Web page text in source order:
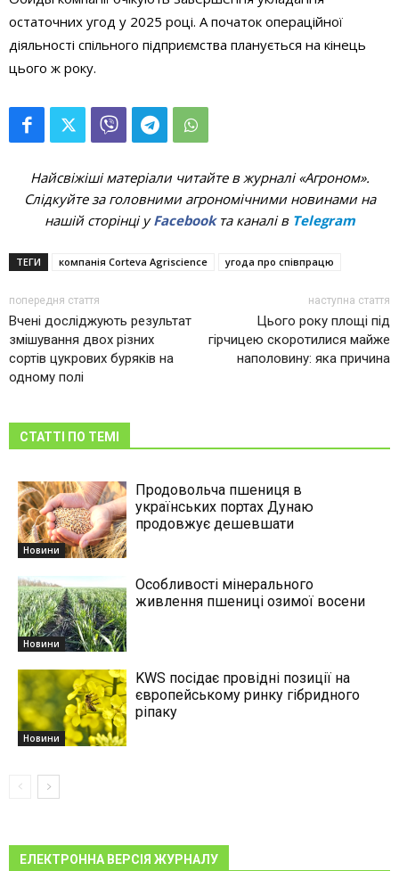
остаточних угод у 2025 році. А початок операційної
діяльності спільного підприємства планується на кінець
цього ж року.
Найсвіжіші матеріали читайте в журналі «Агроном».
Слідкуйте за головними агрономічними новинами на
нашій сторінці уFacebookта каналі в Telegram
ТЕГИ компанія Corteva Agriscience угода про співпрацю
попередня стаття
Вчені досліджують результат
змішування двох різних
сортів цукрових буряків на
одному полі
наступна стаття
Цього року площі під
гірчицею скоротилися майже
наполовину: яка причина
СТАТТІ ПО ТЕМІ
Новини
Продовольча пшениця в
українських портах Дунаю
продовжує дешевшати
Новини
Особливості мінерального
живлення пшениці озимої восени
Новини
KWS посідає провідні позиції на
європейському ринку гібридного
ріпаку
ЕЛЕКТРОННА ВЕРСІЯ ЖУРНАЛУ